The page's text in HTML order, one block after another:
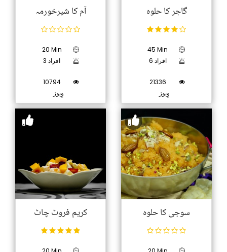
آم کا شیرخورمہ
20 Min
3 افراد
10794
وِیوز
گاجر کا حلوہ
45 Min
6 افراد
21336
وِیوز
کریم فروٹ چاٹ سوجی کا حلوہ